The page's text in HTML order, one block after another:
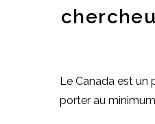
Le Canada est
porter au